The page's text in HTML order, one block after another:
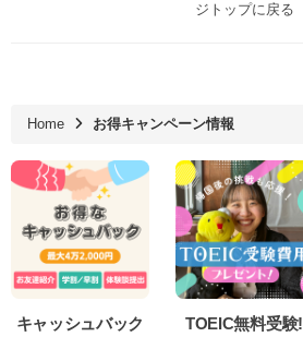
ジトップに戻る
Home お得キャンペーン情報
キャッシュバック TOEIC無料受験!